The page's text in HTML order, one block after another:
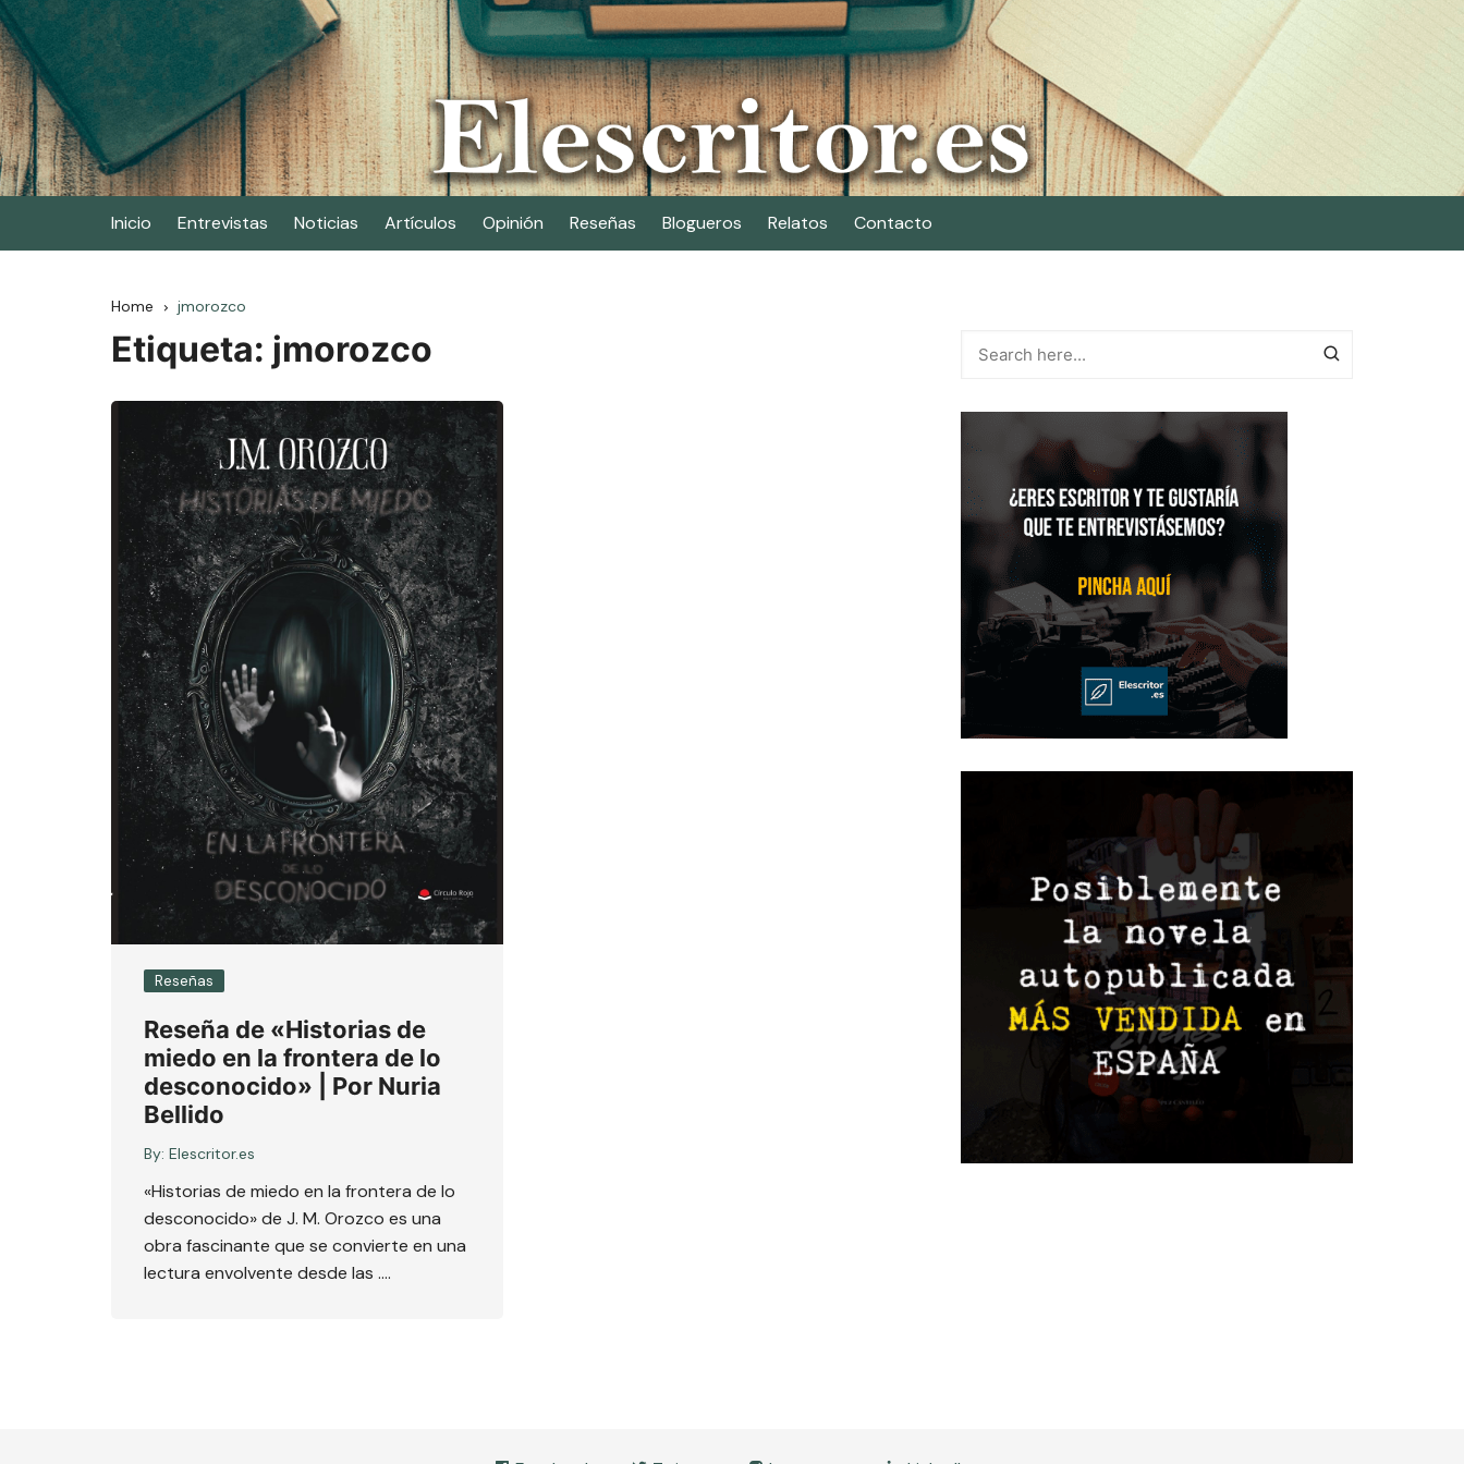
Skip
to
content
Elescritor.es
El periódico digital de los escritores
Inicio Entrevistas Noticias Artículos Opinión Reseñas Blogueros Relatos Contacto
Home jmorozco
Etiqueta: jmorozco
Reseñas
Reseña de «Historias de
miedo en la frontera de lo
desconocido» | Por Nuria
Bellido
By: Elescritor.es
«Historias de miedo en la frontera de lo
desconocido» de J. M. Orozco es una
obra fascinante que se convierte en una
lectura envolvente desde las ….